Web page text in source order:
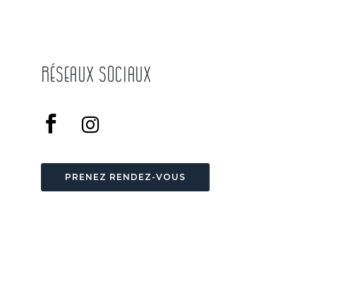
Réseaux Sociaux
PRENEZ RENDEZ-VOUS